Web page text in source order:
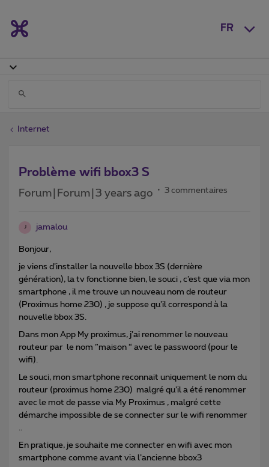
FR
Internet
Problème wifi bbox3 S
Forum|Forum|3 years ago 3 commentaires
J jamalou
Bonjour,
je viens d’installer la nouvelle bbox 3S (dernière
génération), la tv fonctionne bien, le souci , c’est que via mon
smartphone , il me trouve un nouveau nom de routeur
(Proximus home 230) , je suppose qu’il correspond à la
nouvelle bbox 3S.
Dans mon App My proximus, j’ai renommer le nouveau
routeur par le nom ”maison “ avec le passwoord (pour le
wifi).
Le souci, mon smartphone reconnait uniquement le nom du
routeur (proximus home 230) malgré qu’il a été renommer
avec le mot de passe via My Proximus , malgré cette
démarche impossible de se connecter sur le wifi renommer
En pratique, je souhaite me connecter en wifi avec mon
smartphone comme avant via l’ancienne bbox3